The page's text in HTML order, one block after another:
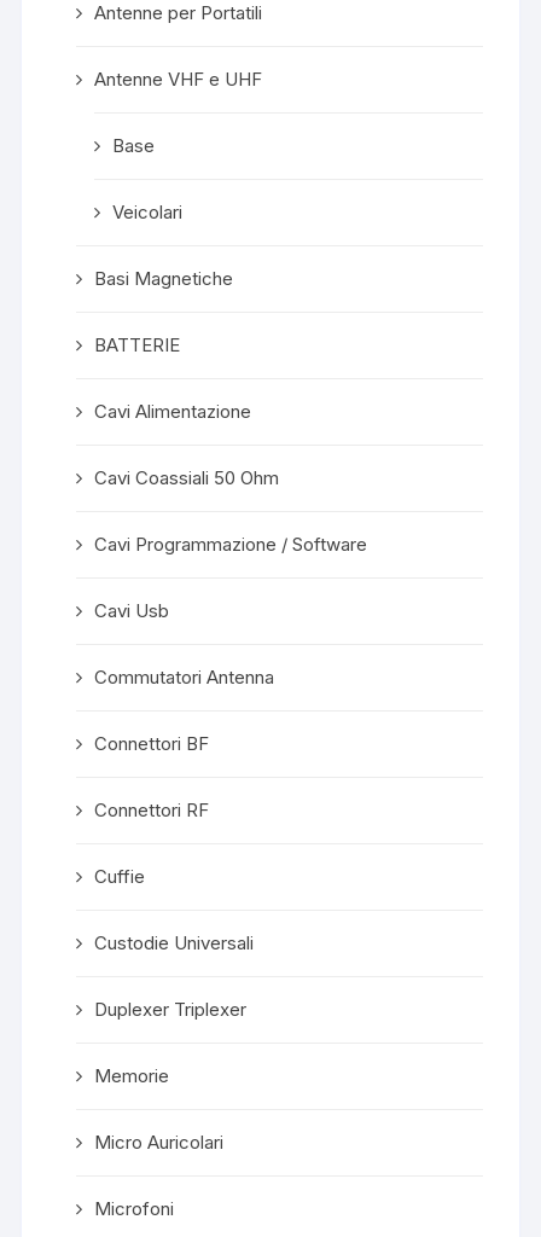
Antenne per Portatili
Antenne VHF e UHF
Base
Veicolari
Basi Magnetiche
BATTERIE
Cavi Alimentazione
Cavi Coassiali 50 Ohm
Cavi Programmazione / Software
Cavi Usb
Commutatori Antenna
Connettori BF
Connettori RF
Cuffie
Custodie Universali
Duplexer Triplexer
Memorie
Micro Auricolari
Microfoni